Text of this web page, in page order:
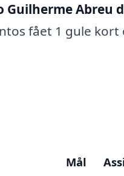
Abreu
fået 1 gule
Mål